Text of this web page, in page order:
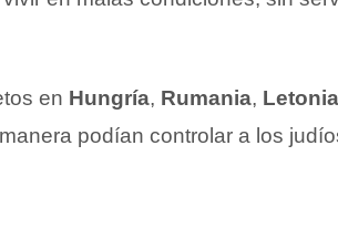
en Hungría, Rumania, Letonia
podían controlar a los